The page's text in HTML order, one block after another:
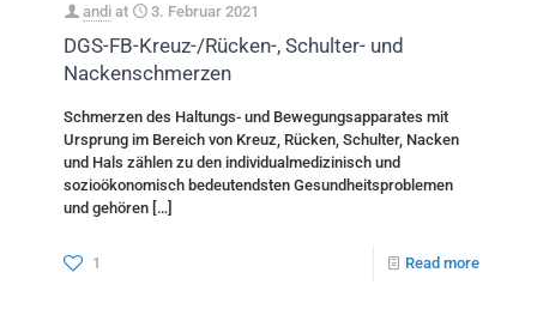
andi at 3. Februar 2021
DGS-FB-Kreuz-/Rücken-, Schulter- und
Nackenschmerzen
Schmerzen des Haltungs- und Bewegungsapparates mit
Ursprung im Bereich von Kreuz, Rücken, Schulter, Nacken
und Hals zählen zu den individualmedizinisch und
sozioökonomisch bedeutendsten Gesundheitsproblemen
und gehören […]
1 Read more